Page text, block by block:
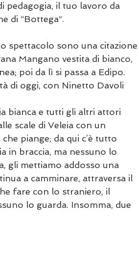
pedagogia, il tuo lavoro da
di “Bottega”.
spettacolo sono una citazione
Mangano vestita di bianco,
poi da lì si passa a Edipo.
di oggi, con Ninetto Davoli
bianca e tutti gli altri attori
scale di Veleia con un
piange; da qui c’è tutto
in braccia, ma nessuno lo
gli mettiamo addosso una
a camminare, attraversa il
fare con lo straniero, il
lo guarda. Insomma, due